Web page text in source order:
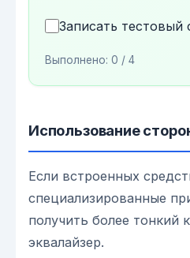
Записать тестовый
Выполнено: 0 / 4
Использование
Если встроенных
специализированные
получить более тонкий
эквалайзер.